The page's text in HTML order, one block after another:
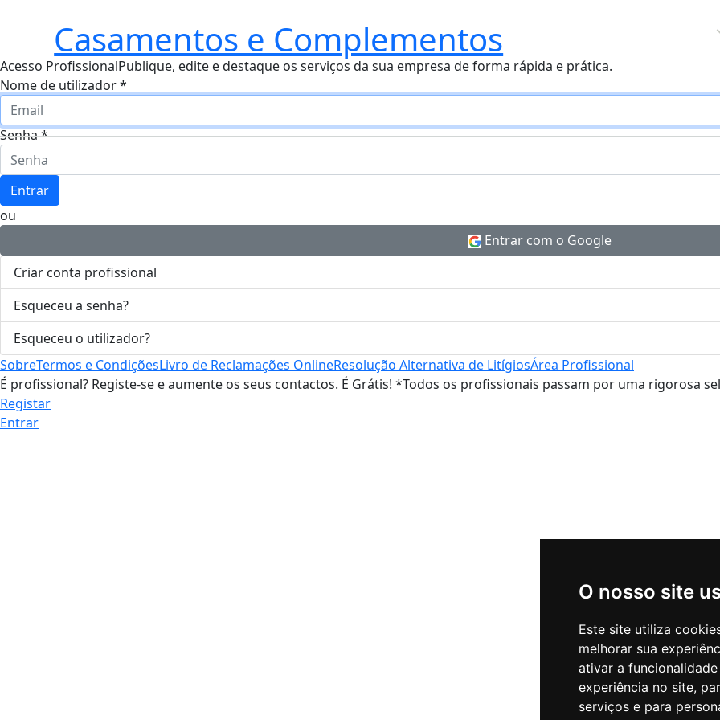
O nosso site
Este site utiliza
melhorar sua
ativar a
experiência no site,
serviços e para
Casamentos e Complementos
Acesso ProfissionalPublique, edite e destaque os serviços da sua empresa de forma rápida e prática.
Nome de utilizador*
Senha*
Entrar
ou
Entrar com o Google
Criar conta profissional
Esqueceu a senha?
Esqueceu o utilizador?
SobreTermos e CondiçõesLivro de Reclamações OnlineResolução Alternativa de LitígiosÁrea Profissional
É profissional? Registe-se e aumente os seus contactos. É Grátis! *Todos os profissionais passam por uma rigorosa
Registar
Entrar